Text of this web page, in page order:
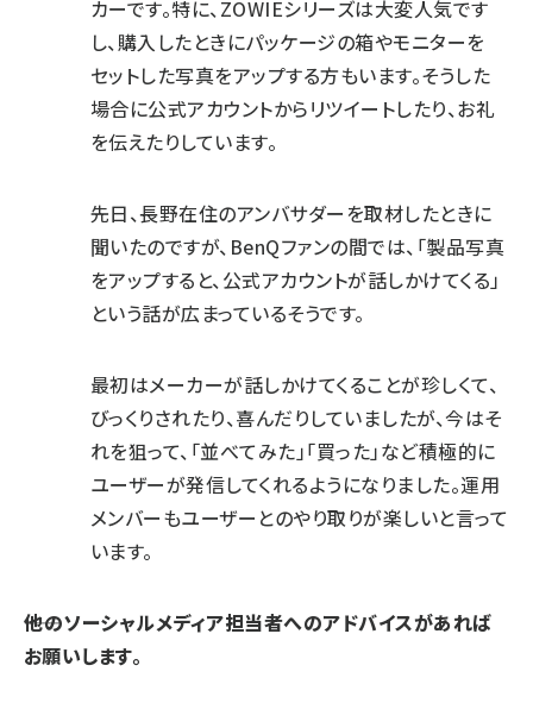
カーです。特に、ZOWIEシリーズは大変人気です
し、購入したときにパッケージの箱やモニターを
セットした写真をアップする方もいます。そうした
場合に公式アカウントからリツイートしたり、お礼
を伝えたりしています。
先日、長野在住のアンバサダーを取材したときに
聞いたのですが、BenQファンの間では、「製品写真
をアップすると、公式アカウントが話しかけてくる」
という話が広まっているそうです。
最初はメーカーが話しかけてくることが珍しくて、
びっくりされたり、喜んだりしていましたが、今はそ
れを狙って、「並べてみた」「買った」など積極的に
ユーザーが発信してくれるようになりました。運用
メンバーもユーザーとのやり取りが楽しいと言って
います。
――他のソーシャルメディア担当者へのアドバイスがあれば
お願いします。